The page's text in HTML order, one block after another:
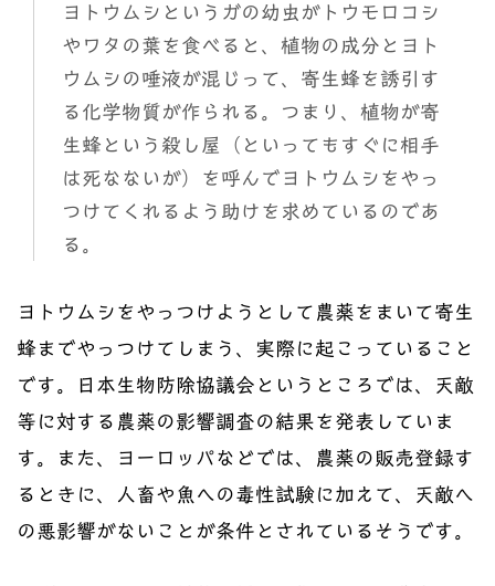
ヨトウムシというガの幼虫がトウモロコシ
やワタの葉を食べると、植物の成分とヨト
ウムシの唾液が混じって、寄生蜂を誘引す
る化学物質が作られる。つまり、植物が寄
生蜂という殺し屋（といってもすぐに相手
は死なないが）を呼んでヨトウムシをやっ
つけてくれるよう助けを求めているのであ
る。
ヨトウムシをやっつけようとして農薬をまいて寄生
蜂までやっつけてしまう、実際に起こっていること
です。日本生物防除協議会というところでは、天敵
等に対する農薬の影響調査の結果を発表していま
す。また、ヨーロッパなどでは、農薬の販売登録す
るときに、人畜や魚への毒性試験に加えて、天敵へ
の悪影響がないことが条件とされているそうです。